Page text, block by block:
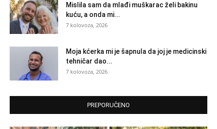
Mislila sam da mlađi muškarac želi bakinu
kuću, a onda mi...
7 kolovoza, 2026
Moja kćerka mi je šapnula da joj je medicinski
tehničar dao...
7 kolovoza, 2026
PREPORUČENO